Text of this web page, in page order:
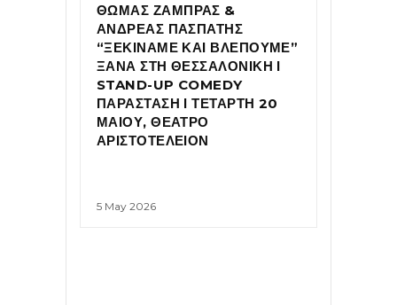
ΘΩΜΑΣ ΖΑΜΠΡΑΣ &
ΑΝΔΡΕΑΣ ΠΑΣΠΑΤΗΣ
“ΞΕΚΙΝΑΜΕ ΚΑΙ ΒΛΕΠΟΥΜΕ”
ΞΑΝΑ ΣΤΗ ΘΕΣΣΑΛΟΝΙΚΗ Ι
STAND-UP COMEDY
ΠΑΡΑΣΤΑΣΗ Ι ΤΕΤΑΡΤΗ 20
ΜΑΙΟΥ, ΘΕΑΤΡΟ
ΑΡΙΣΤΟΤΕΛΕΙΟΝ
5 May 2026